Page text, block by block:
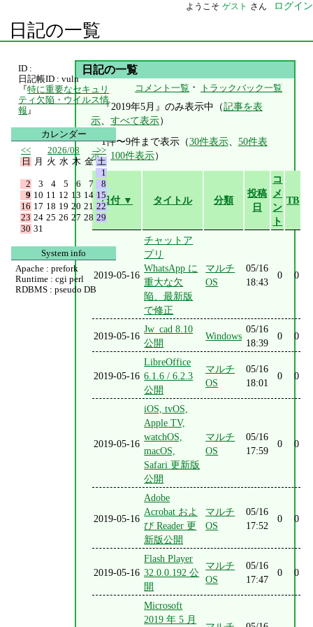
ようこそ ゲスト さん ログイン
日記の一覧
日記の一覧
コメント一覧 ・ トラックバック一覧
『2019年5月』のみ表示中（記事を表
示、すべて表示）
1件〜9件まで表示（30件表示、 50件表
示、 100件表示）
日付 ▼ タイトル 分類
投稿
日
コ
メ
ン
ト
TB
2019-05-16
チャットア
プリ
WhatsApp に
重大な欠
陥、最新版
で修正
マルチ
OS
05/16
18:43
0 0
2019-05-16
Jw_cad 8.10
公開
Windows
05/16
18:39
0 0
2019-05-16
LibreOffice
6.1.6 / 6.2.3
公開
マルチ
OS
05/16
18:01
0 0
2019-05-16
iOS, tvOS,
Apple TV,
watchOS,
macOS,
Safari 更新版
公開
マルチ
OS
05/16
17:59
0 0
2019-05-16
Adobe
Acrobat およ
び Reader 更
新版公開
マルチ
OS
05/16
17:52
0 0
2019-05-16
Flash Player
32.0.0.192 公
開
マルチ
OS
05/16
17:47
0 0
Microsoft
2019 年 5 月
ID :
日記帳ID : vuln
『特に重要なセキュリ
ティ欠陥・ウイルス情
報 』
カレンダー
<<
2026/08
>>
日
月 火 水 木 金 土
1
2
3 4 5 6 7
8
9 10 11 12 13 14 15
16 17 18 19 20 21 22
23 24 25 26 27 28 29
30 31
System info
Apache : prefork
Runtime : cgi perl
RDBMS : pseudo DB